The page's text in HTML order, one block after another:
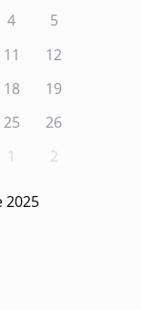
4
5
11
12
18
19
25
26
1 2
2025